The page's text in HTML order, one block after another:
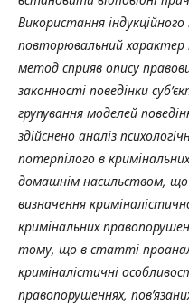
Використання
повторювальний характер
метод сприяв опису
законності поведінки
групування моделей
здійснено аналіз
потерпілого в
домашнім насильством, що
визначення
кримінальних
тому, що в статті
криміналістичні
правопорушеннях,